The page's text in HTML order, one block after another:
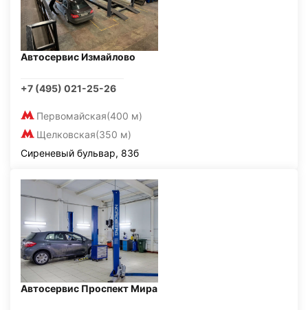
Автосервис Измайлово
+7 (495) 021-25-26
Первомайская(400 м)
Щелковская(350 м)
Сиреневый бульвар, 83б
Автосервис Проспект Мира